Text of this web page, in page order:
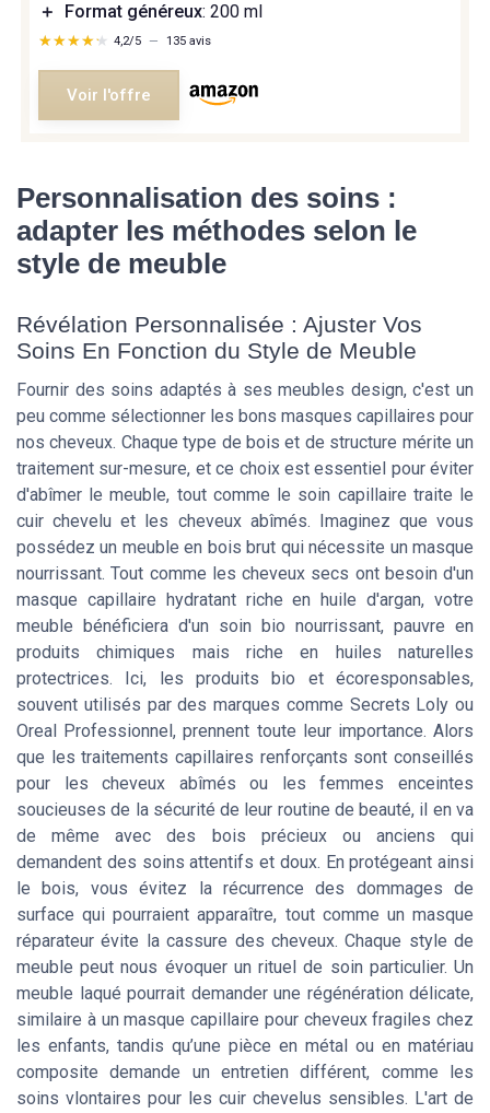
＋
Format généreux: 200 ml
★★★★★
★★★★★ 4,2/5 — 135 avis
Voir l'offre
Personnalisation des soins :
adapter les méthodes selon le
style de meuble
Révélation Personnalisée : Ajuster Vos
Soins En Fonction du Style de Meuble
Fournir des soins adaptés à ses meubles design, c'est un
peu comme sélectionner les bons masques capillaires pour
nos cheveux. Chaque type de bois et de structure mérite un
traitement sur-mesure, et ce choix est essentiel pour éviter
d'abîmer le meuble, tout comme le soin capillaire traite le
cuir chevelu et les cheveux abîmés. Imaginez que vous
possédez un meuble en bois brut qui nécessite un masque
nourrissant. Tout comme les cheveux secs ont besoin d'un
masque capillaire hydratant riche en huile d'argan, votre
meuble bénéficiera d'un soin bio nourrissant, pauvre en
produits chimiques mais riche en huiles naturelles
protectrices. Ici, les produits bio et écoresponsables,
souvent utilisés par des marques comme Secrets Loly ou
Oreal Professionnel, prennent toute leur importance. Alors
que les traitements capillaires renforçants sont conseillés
pour les cheveux abîmés ou les femmes enceintes
soucieuses de la sécurité de leur routine de beauté, il en va
de même avec des bois précieux ou anciens qui
demandent des soins attentifs et doux. En protégeant ainsi
le bois, vous évitez la récurrence des dommages de
surface qui pourraient apparaître, tout comme un masque
réparateur évite la cassure des cheveux. Chaque style de
meuble peut nous évoquer un rituel de soin particulier. Un
meuble laqué pourrait demander une régénération délicate,
similaire à un masque capillaire pour cheveux fragiles chez
les enfants, tandis qu’une pièce en métal ou en matériau
composite demande un entretien différent, comme les
soins vlontaires pour les cuir chevelus sensibles. L'art de